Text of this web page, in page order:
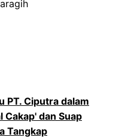
PT. Ciputra dalam
Cakap' dan Suap
Tangkap